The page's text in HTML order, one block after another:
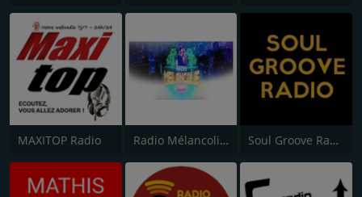
MAXITOP Radio Radio Mélancolie Live Soul Groove Radio